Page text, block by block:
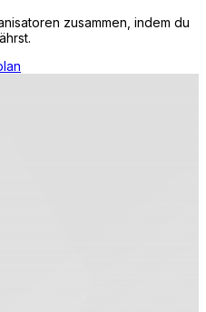
zusammen, indem du